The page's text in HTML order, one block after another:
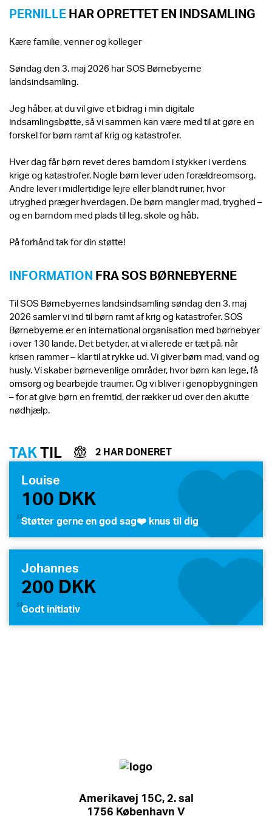
PERNILLEHAR OPRETTET EN INDSAMLING
Kære familie, venner og kolleger
Søndag den 3. maj 2026 har SOS Børnebyerne
landsindsamling.
Jeg håber, at du vil give et bidrag i min digitale
indsamlingsbøtte, så vi sammen kan være med til at gøre en
forskel for børn ramt af krig og katastrofer.
Hver dag får børn revet deres barndom i stykker i verdens
krige og katastrofer. Nogle børn lever uden forældreomsorg.
Andre lever i midlertidige lejre eller blandt ruiner, hvor
utryghed præger hverdagen. De børn mangler mad, tryghed –
og en barndom med plads til leg, skole og håb.
På forhånd tak for din støtte!
INFORMATION FRA SOS BØRNEBYERNE
Til SOS Børnebyernes landsindsamling søndag den 3. maj
2026 samler vi ind til børn ramt af krig og katastrofer. SOS
Børnebyerne er en international organisation med børnebyer
i over 130 lande. Det betyder, at vi allerede er tæt på, når
krisen rammer – klar til at rykke ud. Vi giver børn mad, vand og
husly. Vi skaber børnevenlige områder, hvor børn kan lege, få
omsorg og bearbejde traumer. Og vi bliver i genopbygningen
– for at give børn en fremtid, der rækker ud over den akutte
nødhjælp.
TAKTIL 2 HAR DONERET
Louise
100 DKK
Støtter gerne en god sag❤️ knus til dig
Johannes
200 DKK
Godt initiativ
Amerikavej 15C, 2. sal
1756 København V